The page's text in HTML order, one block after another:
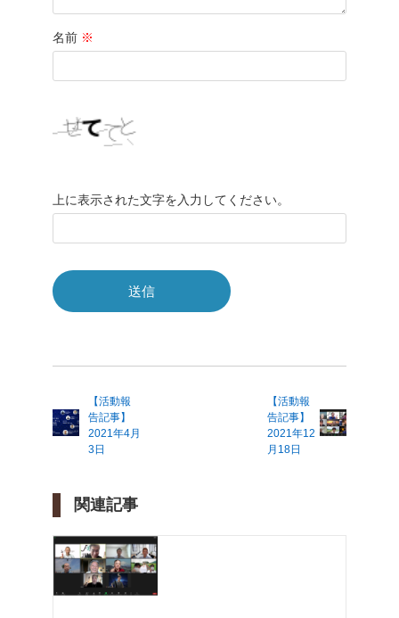
名前 ※
上に表示された文字を入力してください。
【活動報
告記事】
2021年4月
3日
【活動報
告記事】
2021年12
月18日
関連記事